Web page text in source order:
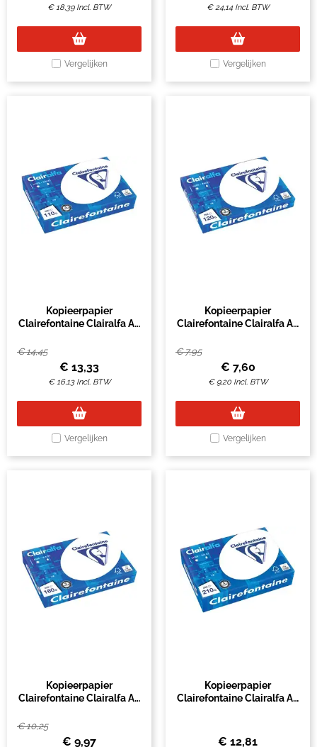
€18,39 Incl. BTW
Vergelijken
€24,14 Incl. BTW
Vergelijken
Kopieerpapier
Clairefontaine Clairalfa A4
€14,45
€ 13,33
€16,13 Incl. BTW
Vergelijken
Kopieerpapier
Clairefontaine Clairalfa A4
€7,95
€ 7,60
€ 9,20 Incl. BTW
Vergelijken
Kopieerpapier
Clairefontaine Clairalfa A4
€10,25
€ 9,97
Kopieerpapier
Clairefontaine Clairalfa A4
€ 12,81